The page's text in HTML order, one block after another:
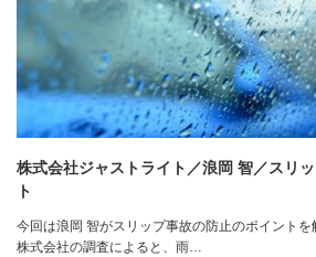
株式会社ジャストライト／浪岡 智／スリ
ト
今回は浪岡 智がスリップ事故の防止のポイント
株式会社の調査によると、雨…